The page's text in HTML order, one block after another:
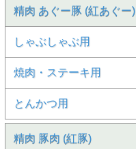
精肉 あぐー豚 (紅あぐー)
しゃぶしゃぶ用
焼肉・ステーキ用
とんかつ用
精肉 豚肉 (紅豚)